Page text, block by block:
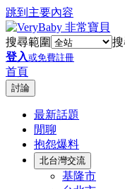
跳到主要內容
搜尋範圍
登入或免費註冊
首頁
討論
最新話題
閒聊
抱怨爆料
北台灣交流
基隆市